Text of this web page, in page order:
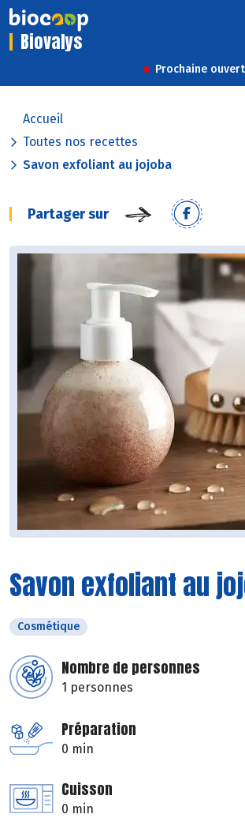
Biovalys
Prochaine
Accueil
Toutes nos recettes
Savon exfoliant au jojoba
Partager sur
Savon exfoliant au
Cosmétique
Nombre de personnes
1 personnes
Préparation
0 min
Cuisson
0 min